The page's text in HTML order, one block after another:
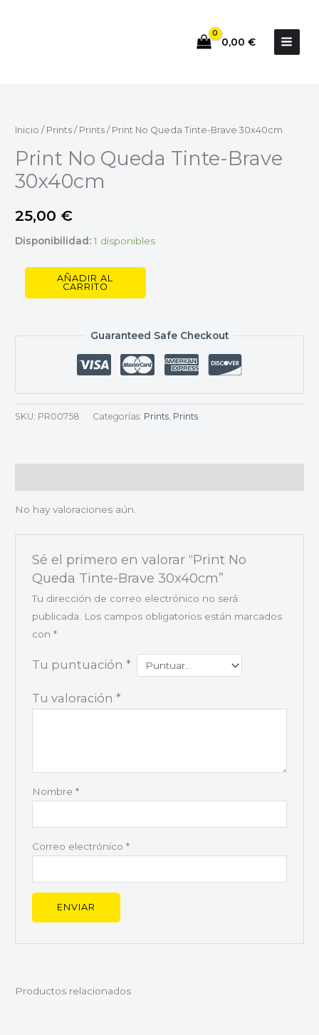
0,00 €
Inicio / Prints / Prints / Print No Queda Tinte-Brave 30x40cm
Print No Queda Tinte-Brave
30x40cm
25,00 €
Disponibilidad: 1 disponibles
Queda
Brave
30x40cm
AÑADIR AL
CARRITO
Guaranteed Safe Checkout
SKU: PR00758 Categorías: Prints, Prints
No hay valoraciones aún.
Sé el primero en valorar “Print No
Queda Tinte-Brave 30x40cm”
Tu dirección de correo electrónico no será
publicada.
Los campos obligatorios están marcados
con *
Tu puntuación *
Tu valoración *
Nombre *
Correo electrónico *
Productos relacionados